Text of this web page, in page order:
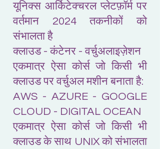
यूनिक्स आर्किटेक्चरल प्लेटफ़ॉर्म पर
वर्तमान 2024 तकनीकों को
संभालता है
क्लाउड - कंटेनर - वर्चुअलाइज़ेशन
एकमात्र ऐसा कोर्स जो किसी भी
क्लाउड पर वर्चुअल मशीन बनाता है:
AWS - AZURE - GOOGLE
CLOUD - DIGITAL OCEAN
एकमात्र ऐसा कोर्स जो किसी भी
क्लाउड के साथ UNIX को संभालता